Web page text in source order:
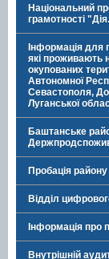
Національний
грамотності
Інформація для
які проживають
окупованих
Автономної
Севастополя,
Луганської
Баштанське
Пробація району
Відділ
Інформація про
Внутрішній